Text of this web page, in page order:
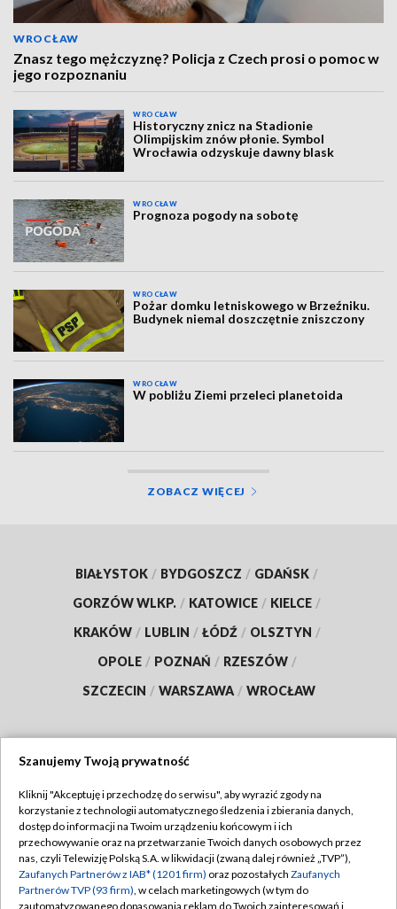
WROCŁAW
Znasz tego mężczyznę? Policja z Czech prosi o pomoc w
jego rozpoznaniu
WROCŁAW
Historyczny znicz na Stadionie
Olimpijskim znów płonie. Symbol
Wrocławia odzyskuje dawny blask
WROCŁAW
Prognoza pogody na sobotę
WROCŁAW
Pożar domku letniskowego w Brzeźniku.
Budynek niemal doszczętnie zniszczony
WROCŁAW
W pobliżu Ziemi przeleci planetoida
ZOBACZ WIĘCEJ
BIAŁYSTOK / BYDGOSZCZ / GDAŃSK /
GORZÓW WLKP. / KATOWICE / KIELCE /
KRAKÓW / LUBLIN / ŁÓDŹ / OLSZTYN /
OPOLE / POZNAŃ / RZESZÓW /
SZCZECIN / WARSZAWA / WROCŁAW
TVP
Abonament TVP
Emisja w TVP
Centrum informacji TVP
Regulamin TVP
Polityka prywatności
Moje zgody
Szanujemy Twoją prywatność
Kliknij "Akceptuję i przechodzę do serwisu", aby wyrazić zgody na
korzystanie z technologii automatycznego śledzenia i zbierania danych,
dostęp do informacji na Twoim urządzeniu końcowym i ich
przechowywanie oraz na przetwarzanie Twoich danych osobowych przez
nas, czyli Telewizję Polską S.A. w likwidacji (zwaną dalej również „TVP”),
Zaufanych Partnerów z IAB* (1201 firm) oraz pozostałych Zaufanych
Partnerów TVP (93 firm), w celach marketingowych (w tym do
zautomatyzowanego dopasowania reklam do Twoich zainteresowań i